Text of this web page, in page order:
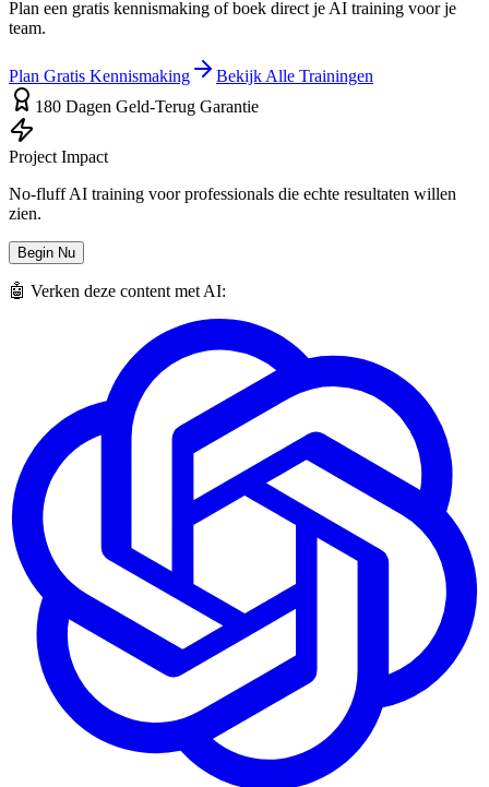
Plan een gratis kennismaking of boek direct je AI training voor je
team.
Plan Gratis Kennismaking
Bekijk Alle Trainingen
180 Dagen Geld-Terug Garantie
Project Impact
No-fluff AI training voor professionals die echte resultaten willen
zien.
Begin Nu
🤖 Verken deze content met AI: